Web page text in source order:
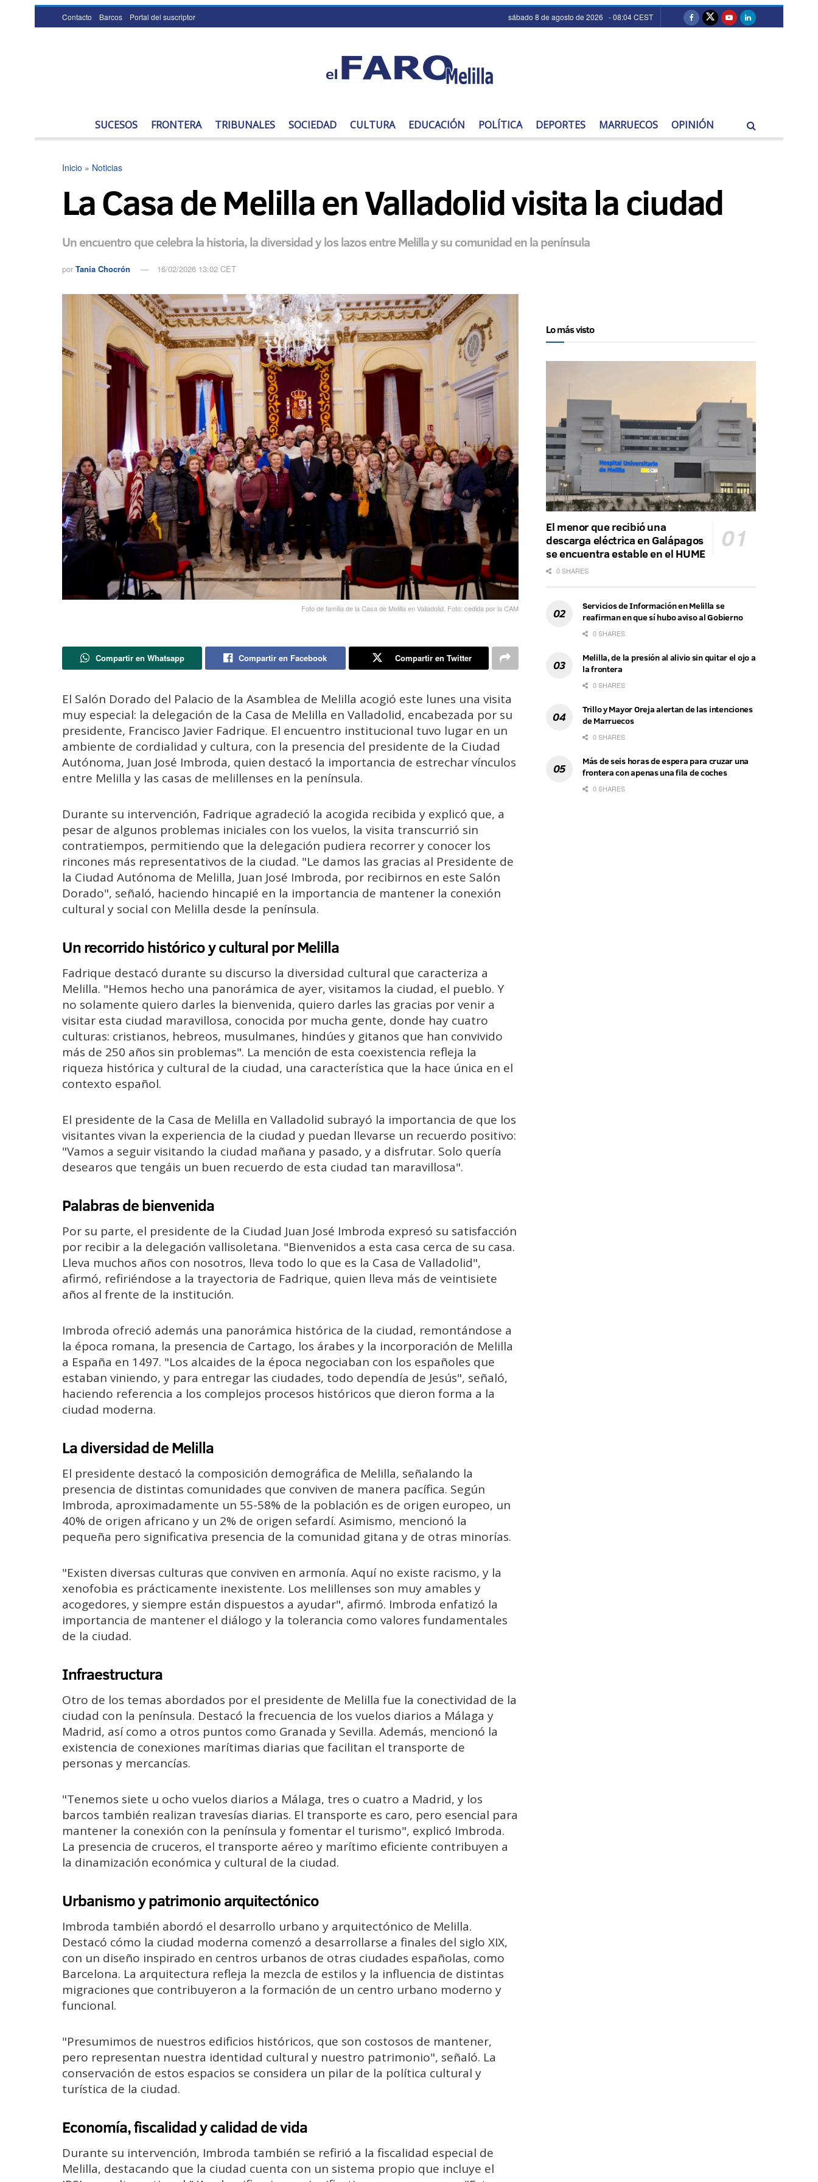
Contacto Barcos Portal del suscriptor sábado 8 de agosto de 2026 - 08:04 CEST
SUCESOS FRONTERA TRIBUNALES SOCIEDAD CULTURA EDUCACIÓN POLÍTICA DEPORTES MARRUECOS OPINIÓN
Inicio » Noticias
La Casa de Melilla en Valladolid visita la ciudad
Un encuentro que celebra la historia, la diversidad y los lazos entre Melilla y su comunidad en la península
por Tania Chocrón 16/02/2026 13:02 CET
Foto de familia de la Casa de Melilla en Valladolid. Foto: cedida por la CAM
Compartir en Whatsapp Compartir en Facebook Compartir en Twitter
El Salón Dorado del Palacio de la Asamblea de Melilla acogió este lunes una visita
muy especial: la delegación de la Casa de Melilla en Valladolid, encabezada por su
presidente, Francisco Javier Fadrique. El encuentro institucional tuvo lugar en un
ambiente de cordialidad y cultura, con la presencia del presidente de la Ciudad
Autónoma, Juan José Imbroda, quien destacó la importancia de estrechar vínculos
entre Melilla y las casas de melillenses en la península.
Durante su intervención, Fadrique agradeció la acogida recibida y explicó que, a
pesar de algunos problemas iniciales con los vuelos, la visita transcurrió sin
contratiempos, permitiendo que la delegación pudiera recorrer y conocer los
rincones más representativos de la ciudad. "Le damos las gracias al Presidente de
la Ciudad Autónoma de Melilla, Juan José Imbroda, por recibirnos en este Salón
Dorado", señaló, haciendo hincapié en la importancia de mantener la conexión
cultural y social con Melilla desde la península.
Un recorrido histórico y cultural por Melilla
Fadrique destacó durante su discurso la diversidad cultural que caracteriza a
Melilla. "Hemos hecho una panorámica de ayer, visitamos la ciudad, el pueblo. Y
no solamente quiero darles la bienvenida, quiero darles las gracias por venir a
visitar esta ciudad maravillosa, conocida por mucha gente, donde hay cuatro
culturas: cristianos, hebreos, musulmanes, hindúes y gitanos que han convivido
más de 250 años sin problemas". La mención de esta coexistencia refleja la
riqueza histórica y cultural de la ciudad, una característica que la hace única en el
contexto español.
El presidente de la Casa de Melilla en Valladolid subrayó la importancia de que los
visitantes vivan la experiencia de la ciudad y puedan llevarse un recuerdo positivo:
"Vamos a seguir visitando la ciudad mañana y pasado, y a disfrutar. Solo quería
desearos que tengáis un buen recuerdo de esta ciudad tan maravillosa".
Palabras de bienvenida
Por su parte, el presidente de la Ciudad Juan José Imbroda expresó su satisfacción
por recibir a la delegación vallisoletana. "Bienvenidos a esta casa cerca de su casa.
Lleva muchos años con nosotros, lleva todo lo que es la Casa de Valladolid",
afirmó, refiriéndose a la trayectoria de Fadrique, quien lleva más de veintisiete
años al frente de la institución.
Imbroda ofreció además una panorámica histórica de la ciudad, remontándose a
la época romana, la presencia de Cartago, los árabes y la incorporación de Melilla
a España en 1497. "Los alcaides de la época negociaban con los españoles que
estaban viniendo, y para entregar las ciudades, todo dependía de Jesús", señaló,
haciendo referencia a los complejos procesos históricos que dieron forma a la
ciudad moderna.
La diversidad de Melilla
El presidente destacó la composición demográfica de Melilla, señalando la
presencia de distintas comunidades que conviven de manera pacífica. Según
Imbroda, aproximadamente un 55-58% de la población es de origen europeo, un
40% de origen africano y un 2% de origen sefardí. Asimismo, mencionó la
pequeña pero significativa presencia de la comunidad gitana y de otras minorías.
"Existen diversas culturas que conviven en armonía. Aquí no existe racismo, y la
xenofobia es prácticamente inexistente. Los melillenses son muy amables y
acogedores, y siempre están dispuestos a ayudar", afirmó. Imbroda enfatizó la
importancia de mantener el diálogo y la tolerancia como valores fundamentales
de la ciudad.
Infraestructura
Otro de los temas abordados por el presidente de Melilla fue la conectividad de la
ciudad con la península. Destacó la frecuencia de los vuelos diarios a Málaga y
Madrid, así como a otros puntos como Granada y Sevilla. Además, mencionó la
existencia de conexiones marítimas diarias que facilitan el transporte de
personas y mercancías.
"Tenemos siete u ocho vuelos diarios a Málaga, tres o cuatro a Madrid, y los
barcos también realizan travesías diarias. El transporte es caro, pero esencial para
mantener la conexión con la península y fomentar el turismo", explicó Imbroda.
La presencia de cruceros, el transporte aéreo y marítimo eficiente contribuyen a
la dinamización económica y cultural de la ciudad.
Urbanismo y patrimonio arquitectónico
Imbroda también abordó el desarrollo urbano y arquitectónico de Melilla.
Destacó cómo la ciudad moderna comenzó a desarrollarse a finales del siglo XIX,
con un diseño inspirado en centros urbanos de otras ciudades españolas, como
Barcelona. La arquitectura refleja la mezcla de estilos y la influencia de distintas
migraciones que contribuyeron a la formación de un centro urbano moderno y
funcional.
"Presumimos de nuestros edificios históricos, que son costosos de mantener,
pero representan nuestra identidad cultural y nuestro patrimonio", señaló. La
conservación de estos espacios se considera un pilar de la política cultural y
turística de la ciudad.
Economía, fiscalidad y calidad de vida
Durante su intervención, Imbroda también se refirió a la fiscalidad especial de
Melilla, destacando que la ciudad cuenta con un sistema propio que incluye el
Lo más visto
El menor que recibió una
descarga eléctrica en Galápagos
se encuentra estable en el HUME
0 SHARES
Servicios de Información en Melilla se
reafirman en que sí hubo aviso al Gobierno
0 SHARES
Melilla, de la presión al alivio sin quitar el ojo a
la frontera
0 SHARES
Trillo y Mayor Oreja alertan de las intenciones
de Marruecos
0 SHARES
Más de seis horas de espera para cruzar una
frontera con apenas una fila de coches
0 SHARES